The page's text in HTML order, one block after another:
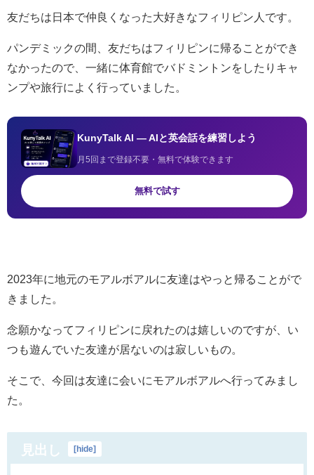
友だちは日本で仲良くなった大好きなフィリピン人です。
パンデミックの間、友だちはフィリピンに帰ることができ
なかったので、一緒に体育館でバドミントンをしたりキャ
ンプや旅行によく行っていました。
KunyTalk AI — AIと英会話を練習しよう
月5回まで登録不要・無料で体験できます
無料で試す
2023年に地元のモアルボアルに友達はやっと帰ることがで
きました。
念願かなってフィリピンに戻れたのは嬉しいのですが、い
つも遊んでいた友達が居ないのは寂しいもの。
そこで、今回は友達に会いにモアルボアルへ行ってみまし
た。
見出し [hide]